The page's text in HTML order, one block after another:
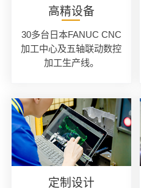
高精设备
30多台日本FANUC CNC
加工中心及五轴联动数控
加工生产线。
定制设计